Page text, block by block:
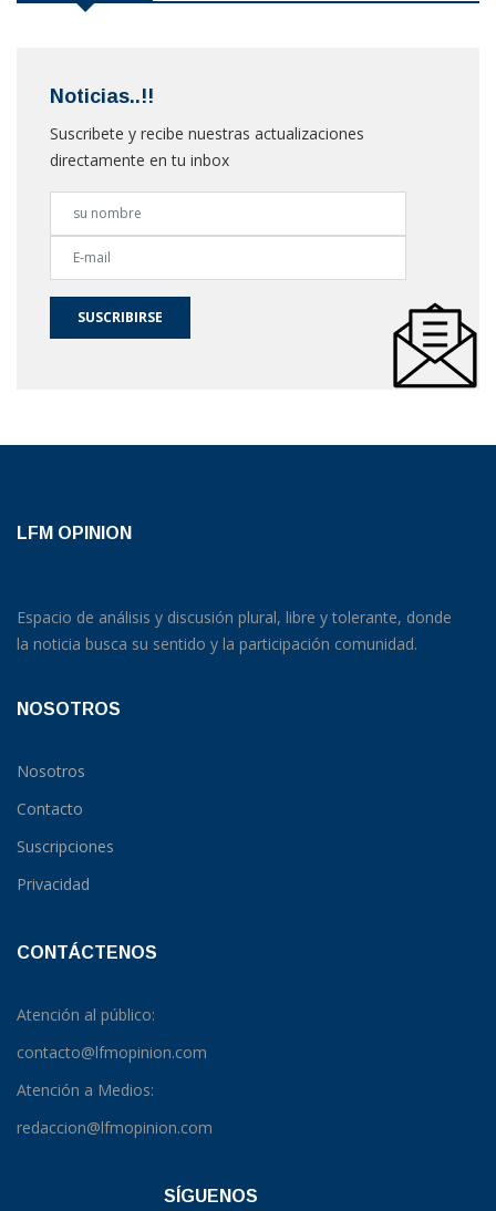
Noticias..!!
Suscribete y recibe nuestras actualizaciones
directamente en tu inbox
SUSCRIBIRSE
LFM OPINION
Espacio de análisis y discusión plural, libre y tolerante, donde
la noticia busca su sentido y la participación comunidad.
NOSOTROS
Nosotros
Contacto
Suscripciones
Privacidad
CONTÁCTENOS
Atención al público:
contacto@lfmopinion.com
Atención a Medios:
redaccion@lfmopinion.com
SÍGUENOS